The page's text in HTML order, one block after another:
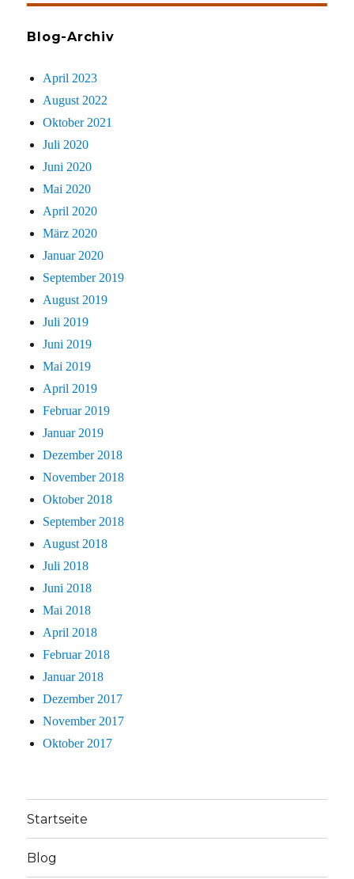
Blog-Archiv
April 2023
August 2022
Oktober 2021
Juli 2020
Juni 2020
Mai 2020
April 2020
März 2020
Januar 2020
September 2019
August 2019
Juli 2019
Juni 2019
Mai 2019
April 2019
Februar 2019
Januar 2019
Dezember 2018
November 2018
Oktober 2018
September 2018
August 2018
Juli 2018
Juni 2018
Mai 2018
April 2018
Februar 2018
Januar 2018
Dezember 2017
November 2017
Oktober 2017
Startseite
Blog